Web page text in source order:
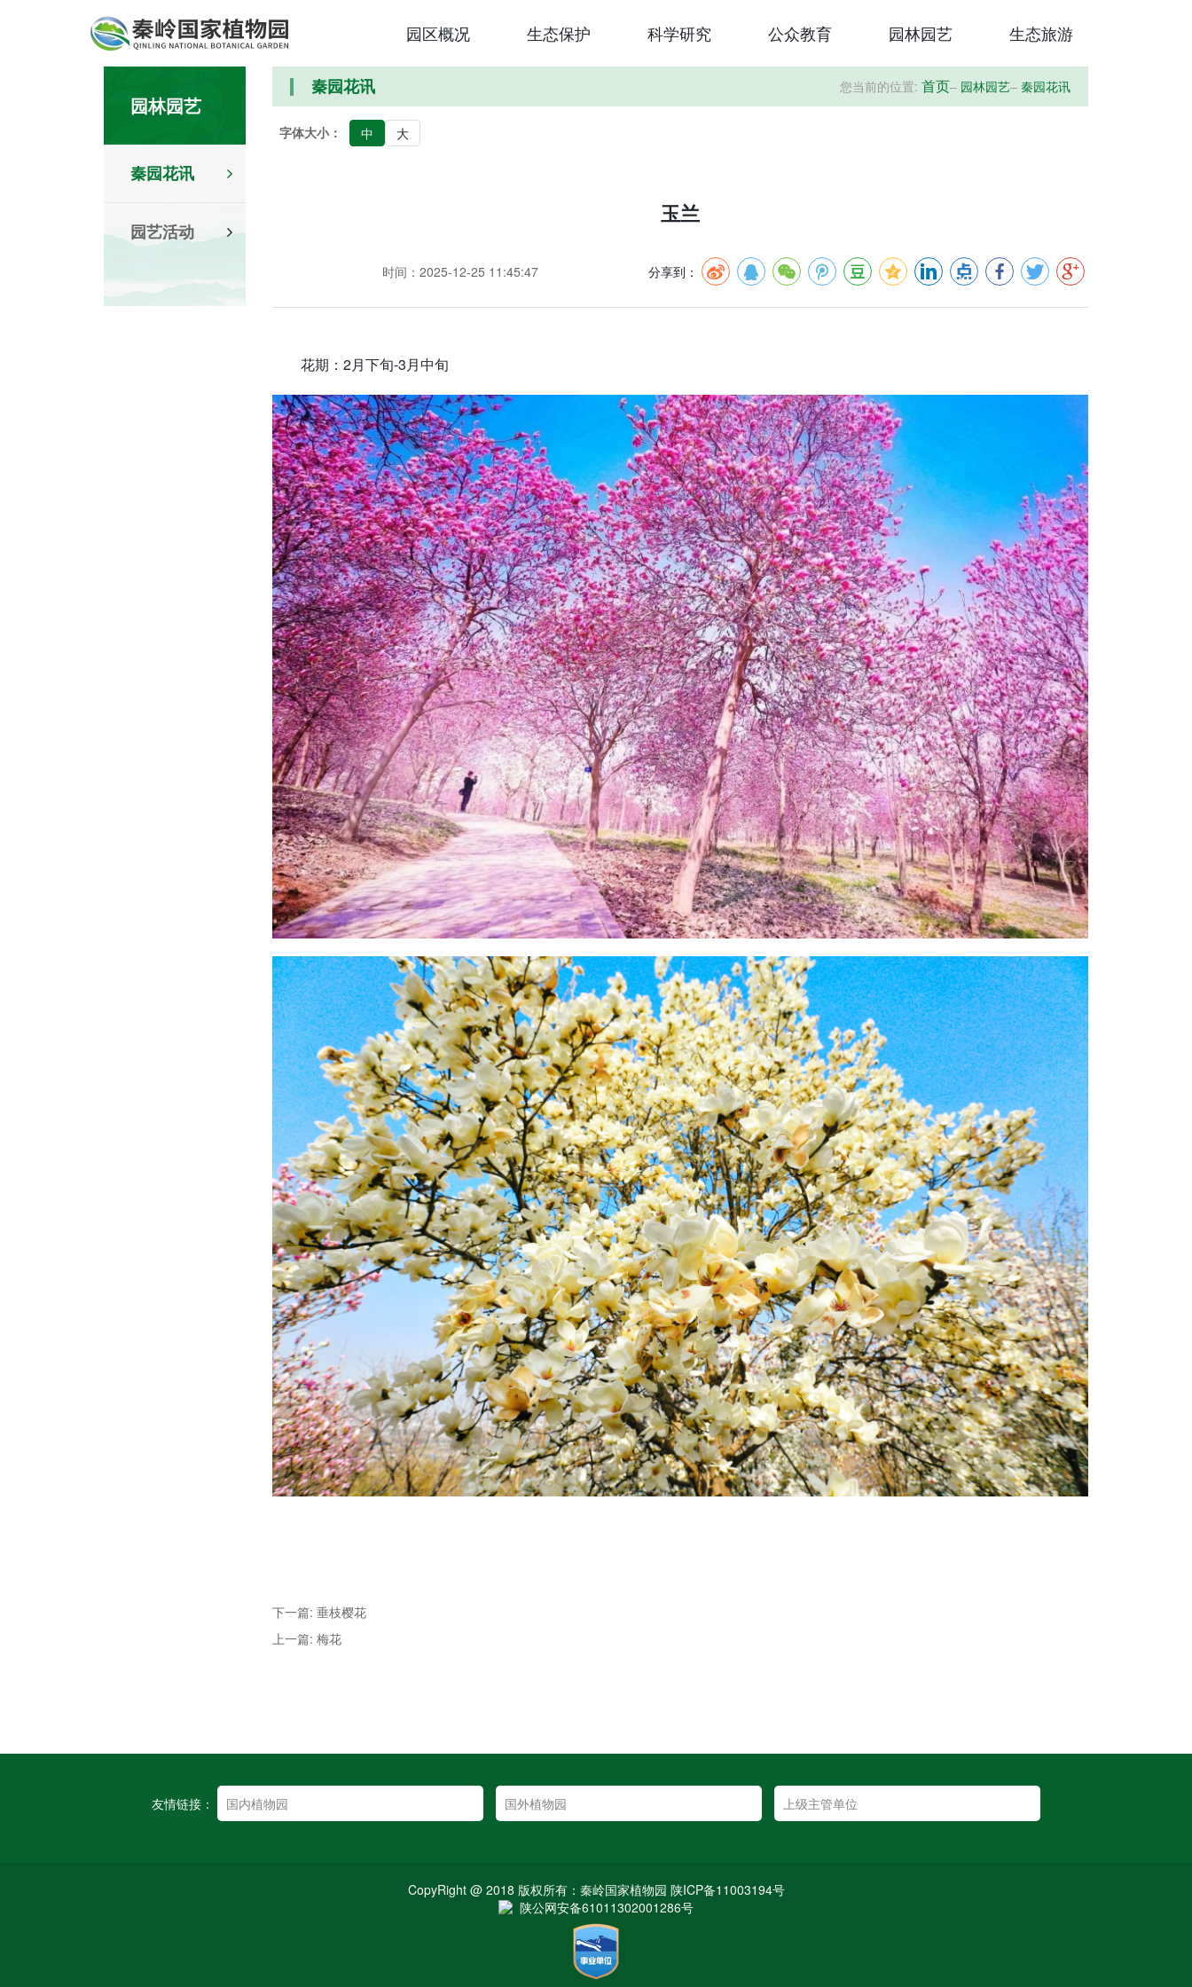
园区概况 生态保护 科学研究 公众教育 园林园艺 生态旅游
园林园艺
秦园花讯
园艺活动
秦园花讯 您当前的位置: 首页– 园林园艺– 秦园花讯
字体大小： 中 大
玉兰
时间：2025-12-25 11:45:47 分享到：
花期：2月下旬-3月中旬
下一篇: 垂枝樱花
上一篇: 梅花
友情链接：
CopyRight @ 2018 版权所有：秦岭国家植物园 陕ICP备11003194号
陕公网安备61011302001286号